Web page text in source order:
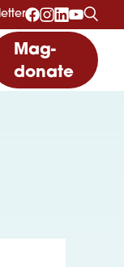
Mag-
donate